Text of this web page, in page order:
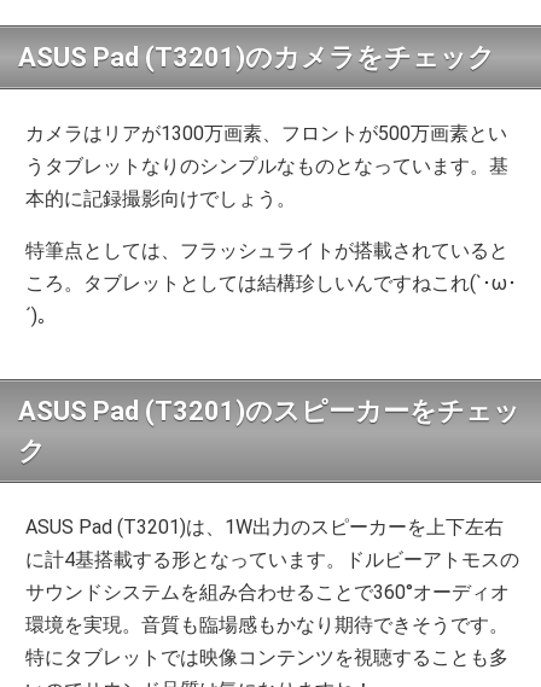
ASUS Pad (T3201)のカメラをチェック
カメラはリアが1300万画素、フロントが500万画素とい
うタブレットなりのシンプルなものとなっています。基
本的に記録撮影向けでしょう。
特筆点としては、フラッシュライトが搭載されていると
ころ。タブレットとしては結構珍しいんですねこれ(`･ω･
´)。
ASUS Pad (T3201)のスピーカーをチェッ
ク
ASUS Pad (T3201)は、1W出力のスピーカーを上下左右
に計4基搭載する形となっています。ドルビーアトモスの
サウンドシステムを組み合わせることで360°オーディオ
環境を実現。音質も臨場感もかなり期待できそうです。
特にタブレットでは映像コンテンツを視聴することも多